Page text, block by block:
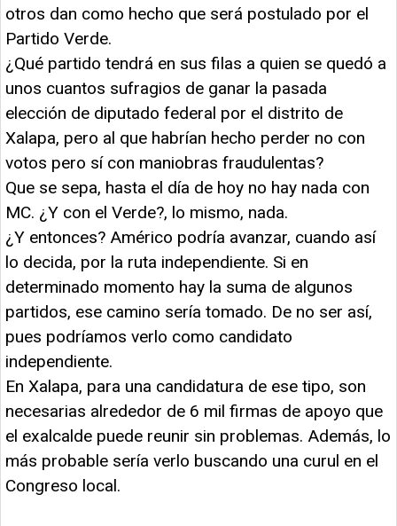
otros dan como hecho que será postulado por el
Partido Verde.
¿Qué partido tendrá en sus filas a quien se quedó a
unos cuantos sufragios de ganar la pasada
elección de diputado federal por el distrito de
Xalapa, pero al que habrían hecho perder no con
votos pero sí con maniobras fraudulentas?
Que se sepa, hasta el día de hoy no hay nada con
MC. ¿Y con el Verde?, lo mismo, nada.
¿Y entonces? Américo podría avanzar, cuando así
lo decida, por la ruta independiente. Si en
determinado momento hay la suma de algunos
partidos, ese camino sería tomado. De no ser así,
pues podríamos verlo como candidato
independiente.
En Xalapa, para una candidatura de ese tipo, son
necesarias alrededor de 6 mil firmas de apoyo que
el exalcalde puede reunir sin problemas. Además, lo
más probable sería verlo buscando una curul en el
Congreso local.